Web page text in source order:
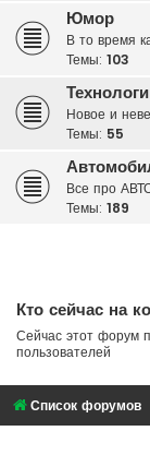
Юмор
В то время
Темы: 103
Новое и
Темы: 55
Все про
Темы: 189
Кто сейчас на
Сейчас этот форум
пользователей
Список форумов